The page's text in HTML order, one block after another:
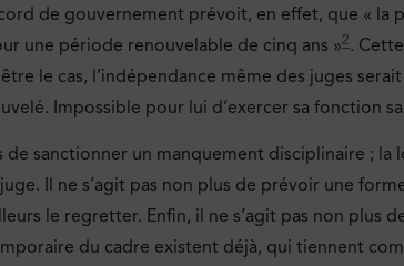
de gouvernement prévoit, en effet, que «
une période renouvelable de cinq ans »2.
le cas, l’indépendance même des juges
Impossible pour lui d’exercer sa fonction
de sanctionner un manquement disciplinaire ;
juge. Il ne s’agit pas non plus de prévoir une
le regretter. Enfin, il ne s’agit pas non
du cadre existent déjà, qui tiennent